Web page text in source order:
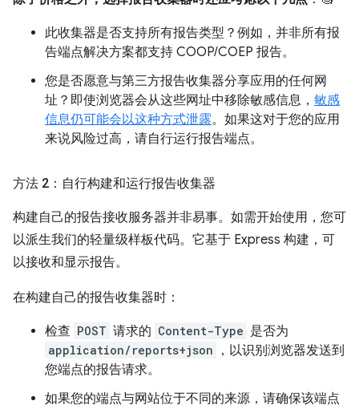
此收集器是否支持所有报告类型？例如，并非所有报
告端点解决方案都支持 COOP/COEP 报告。
您是否愿意与第三方报告收集器分享应用的任何网
址？即使浏览器会从这些网址中移除敏感信息， 敏感
信息仍可能会以这种方式泄露。如果这对于您的应用
来说风险过高，请自行运行报告端点。
方法 2：自行构建和运行报告收集器
构建自己的报告接收服务器并非易事。如需开始使用，您可
以派生我们的轻量级样板代码。它基于 Express 构建，可
以接收和显示报告。
在构建自己的报告收集器时：
检查 POST 请求的 Content-Type 是否为
application/reports+json
，以识别浏览器发送到
您端点的报告请求。
如果您的端点与网站位于不同的来源，请确保该端点